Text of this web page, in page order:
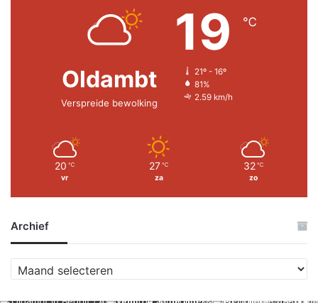
Oldambt
Verspreide bewolking
19 ℃
21º - 16º
81%
2.59 km/h
20 ℃
vr
27 ℃
za
32 ℃
zo
Archief
r